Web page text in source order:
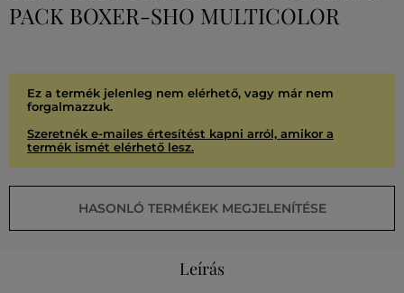
PACK BOXER-SHO MULTICOLOR
Ez a termék jelenleg nem elérhető, vagy már nem
forgalmazzuk.
Szeretnék e-mailes értesítést kapni arról, amikor a
termék ismét elérhető lesz.
HASONLÓ TERMÉKEK MEGJELENÍTÉSE
Leírás